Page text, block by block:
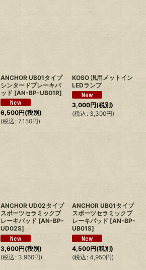
ANCHOR UB01タイプ
シンタードブレーキパ
ッド [AN-BP-UB01R]
6,500円(税別)
(税込 : 7,150円)
KOSO 汎用メットイン
LEDランプ
3,000円(税別)
(税込 : 3,300円)
ANCHOR UD02タイプ
スポーツセラミックブ
レーキパッド [AN-BP-
UD02S]
3,600円(税別)
(税込 : 3,960円)
ANCHOR UB01タイプ
スポーツセラミックブ
レーキパッド [AN-BP-
UB01S]
4,500円(税別)
(税込 : 4,950円)